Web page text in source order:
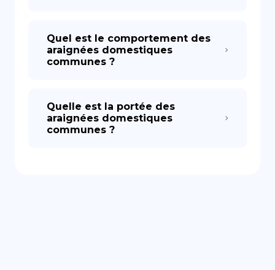
Quel est le comportement des
araignées domestiques
communes ?
Quelle est la portée des
araignées domestiques
communes ?